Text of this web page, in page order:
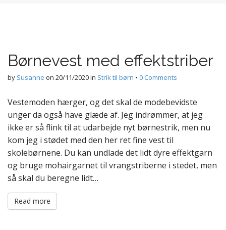
Børnevest med effektstriber
by Susanne on 20/11/2020in Strik til børn • 0 Comments
Vestemoden hærger, og det skal de modebevidste
unger da også have glæde af. Jeg indrømmer, at jeg
ikke er så flink til at udarbejde nyt børnestrik, men nu
kom jeg i stødet med den her ret fine vest til
skolebørnene. Du kan undlade det lidt dyre effektgarn
og bruge mohairgarnet til vrangstriberne i stedet, men
så skal du beregne lidt…
Read more